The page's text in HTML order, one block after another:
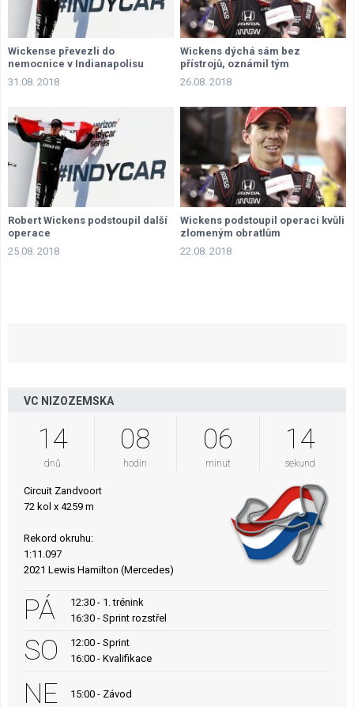
Wickense převezli do
nemocnice v Indianapolisu
31.08. 2018
Wickens dýchá sám bez
přístrojů, oznámil tým
26.08. 2018
Robert Wickens podstoupil další
operace
25.08. 2018
Wickens podstoupil operaci kvůli
zlomeným obratlům
22.08. 2018
VC NIZOZEMSKA
14
dnů
08
hodin
06
minut
14
sekund
Circuit Zandvoort
72 kol x 4259 m
Rekord okruhu:
1:11.097
2021 Lewis Hamilton (Mercedes)
PÁ
12:30 - 1. trénink
16:30 - Sprint rozstřel
SO
12:00 - Sprint
16:00 - Kvalifikace
NE 15:00 - Závod